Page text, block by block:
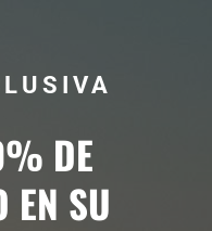
DE
EN SU